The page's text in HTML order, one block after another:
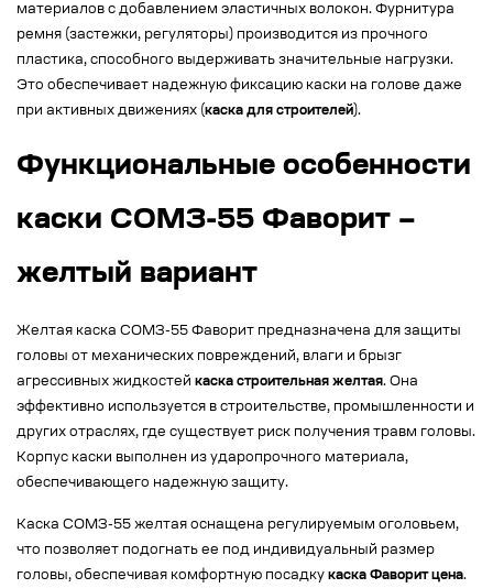
материалов с добавлением эластичных волокон. Фурнитура
ремня (застежки, регуляторы) производится из прочного
пластика, способного выдерживать значительные нагрузки.
Это обеспечивает надежную фиксацию каски на голове даже
при активных движениях (каска для строителей).
Функциональные особенности
каски СОМЗ-55 Фаворит –
желтый вариант
Желтая каска СОМЗ-55 Фаворит предназначена для защиты
головы от механических повреждений, влаги и брызг
агрессивных жидкостей каска строительная желтая. Она
эффективно используется в строительстве, промышленности и
других отраслях, где существует риск получения травм головы.
Корпус каски выполнен из ударопрочного материала,
обеспечивающего надежную защиту.
Каска СОМЗ-55 желтая оснащена регулируемым оголовьем,
что позволяет подогнать ее под индивидуальный размер
головы, обеспечивая комфортную посадку каска Фаворит цена.